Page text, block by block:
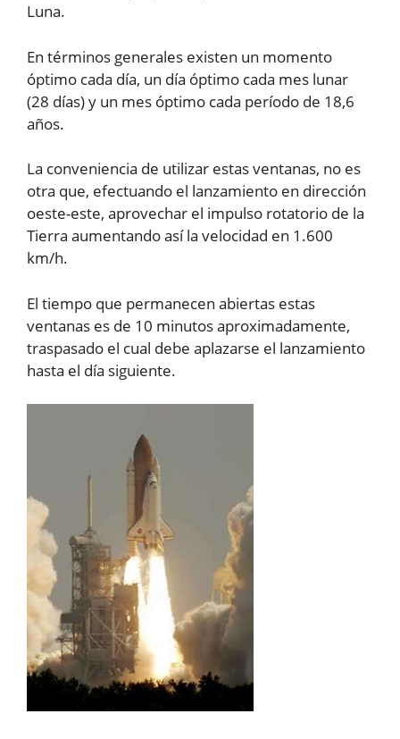
Luna.
En términos generales existen un momento
óptimo cada día, un día óptimo cada mes lunar
(28 días) y un mes óptimo cada período de 18,6
años.
La conveniencia de utilizar estas ventanas, no es
otra que, efectuando el lanzamiento en dirección
oeste-este, aprovechar el impulso rotatorio de la
Tierra aumentando así la velocidad en 1.600
km/h.
El tiempo que permanecen abiertas estas
ventanas es de 10 minutos aproximadamente,
traspasado el cual debe aplazarse el lanzamiento
hasta el día siguiente.